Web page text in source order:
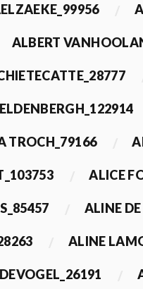
ALBERT
TROCH_79166
ALICE
ALINE
ALINE